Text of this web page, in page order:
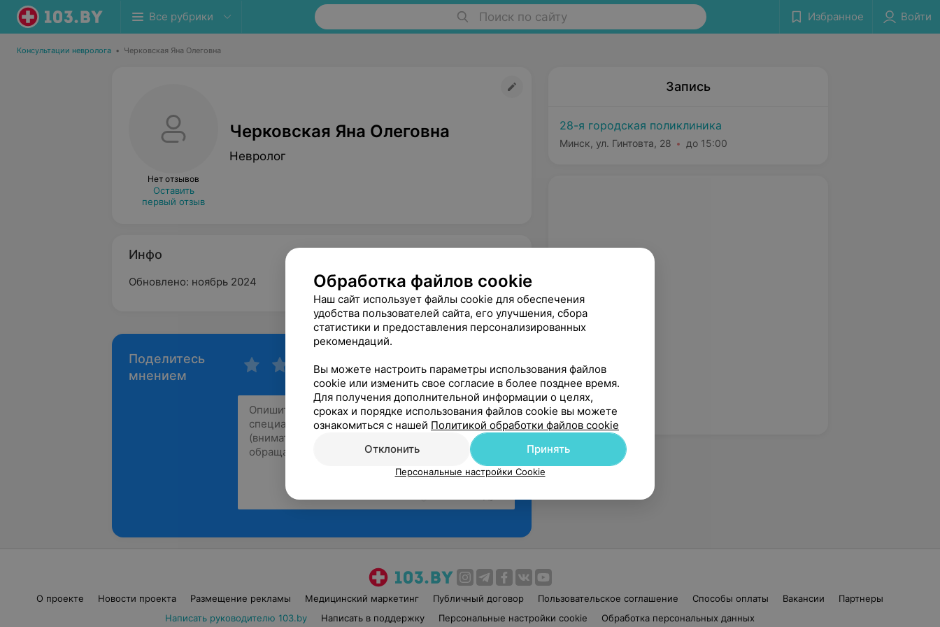
Все рубрики Поиск по сайту Избранное Войти
Консультации невролога • Черковская Яна Олеговна
Нет отзывов
Оставить
первый отзыв
Черковская Яна Олеговна
Невролог
Инфо
Обновлено: ноябрь 2024
Поделитесь
мнением
Запись
28-я городская поликлиника
Минск, ул. Гинтовта, 28 до 15:00
О проекте Новости проекта Размещение рекламы Медицинский маркетинг Публичный договор Пользовательское соглашение Способы оплаты Вакансии
Партнеры
Написать руководителю 103.by
Написать в поддержку Персональные настройки cookie Обработка персональных данных
Обработка файлов cookie
Наш сайт использует файлы cookie для обеспечения
удобства пользователей сайта, его улучшения, сбора
статистики и предоставления персонализированных
рекомендаций.
Вы можете настроить параметры использования файлов
cookie или изменить свое согласие в более позднее время.
Для получения дополнительной информации о целях,
сроках и порядке использования файлов cookie вы можете
ознакомиться с нашей Политикой обработки файлов cookie
Отклонить
Принять
Персональные настройки Cookie